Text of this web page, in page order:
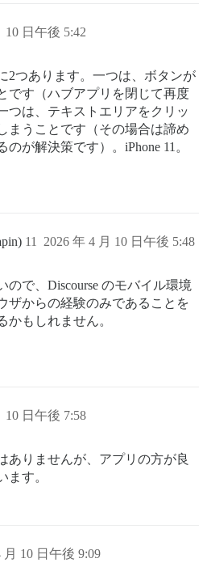
10 日午後 5:42
2つあります。一つは、ボタンが
です（ハブアプリを閉じて再度
つは、テキストエリアをクリッ
まうことです（その場合は諦め
が解決策です）。iPhone 11。
2026 年 4 月 10 日午後 5:48
11
ので、Discourse のモバイル環境
ザからの経験のみであることを
かもしれません。
10 日午後 7:58
ありませんが、アプリの方が良
ます。
月 10 日午後 9:09